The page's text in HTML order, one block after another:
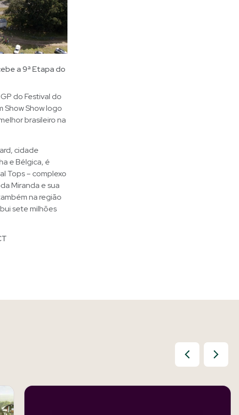
a 9ª Etapa do
do Festival do
Show Show logo
brasileiro na
cidade
e Bélgica, é
Tops – complexo
Miranda e sua
na região
sete milhões